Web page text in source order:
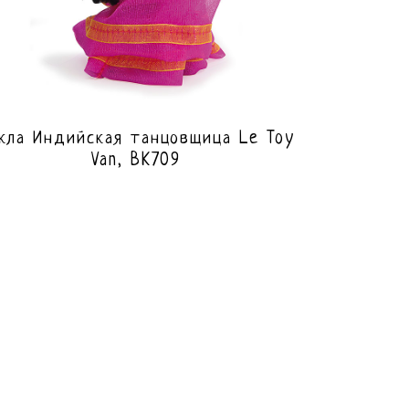
Индийская танцовщица Le Toy
Van, BK709